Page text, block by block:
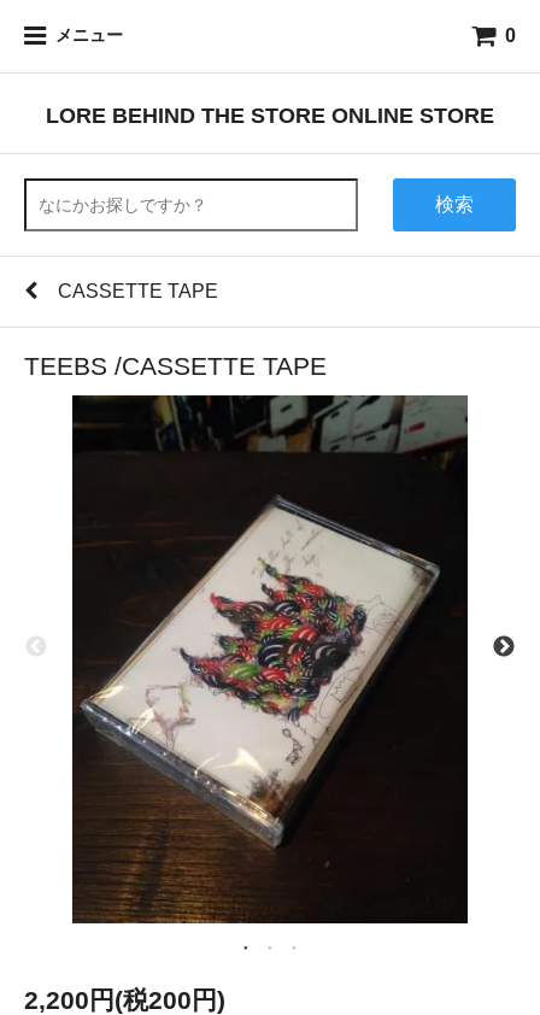
メニュー 0
LORE BEHIND THE STORE ONLINE STORE
検索
CASSETTE TAPE
TEEBS /CASSETTE TAPE
2,200円(税200円)